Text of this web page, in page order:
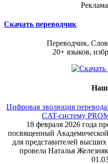
Скачать переводчик
Переводчик,
20+ языков,
Наш
Цифровая эволюция
CAT-систему
18 февраля 2026 года
посвященный
для представителей
провела Наталья